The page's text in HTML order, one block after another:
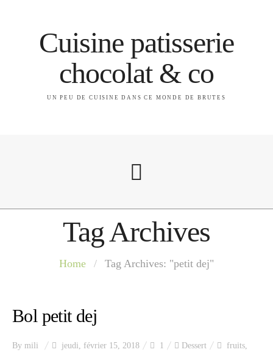
Cuisine patisserie
chocolat & co
UN PEU DE CUISINE DANS CE MONDE DE BRUTES
A propos
Index des recettes
Tag Archives
Home / Tag Archives: "petit dej"
Bol petit dej
By mili jeudi, février 15, 2018 1 Dessert fruits,